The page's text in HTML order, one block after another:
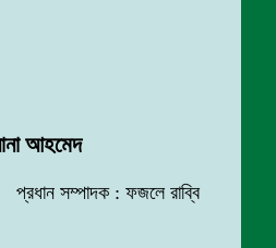
আহমেদ
প্রধান সম্পাদক : ফজলে রাব্বি